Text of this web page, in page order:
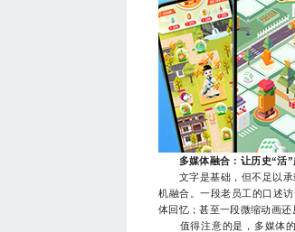
多媒体融合：让历史“活”
文字是基础，但不足以承
机融合。一段老员工的口述
体回忆；甚至一段微缩动画还
值得注意的是，多媒体的